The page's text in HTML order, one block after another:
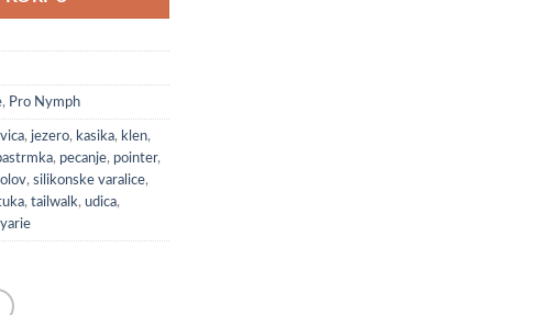
, Pro Nymph
, jezero, kasika, klen,
, pecanje, pointer,
, silikonske varalice,
, tailwalk, udica,
yarie